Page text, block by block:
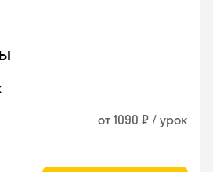
от 1090 ₽ / урок